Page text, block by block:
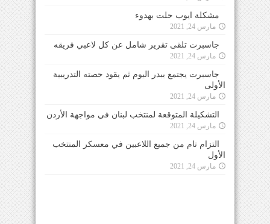
مشكلة ايوب حلت بهدوء
مارس 24, 2021
جاسبرت تلقى تقرير شامل عن كل لاعبي فريقه
مارس 24, 2021
جاسبرت يجتمع ببدر اليوم ثم يقود حصته التدريبية
الأولى
مارس 24, 2021
التشكيلة المتوقعة لمنتخب لبنان في مواجهة الأردن
مارس 24, 2021
التزام تام من جميع اللاعبين في معسكر المنتخب
الأول
مارس 24, 2021